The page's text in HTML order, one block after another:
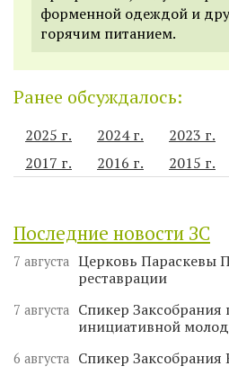
форменной одеждой и
горячим питанием.
Ранее обсуждалось:
2025 г. 2024 г. 2023 г.
2017 г.
2016 г. 2015 г.
Последние новости ЗС
7 августа Церковь Параскевы
реставрации
7 августа
Спикер
инициативной
6 августа Спикер Заксобрания